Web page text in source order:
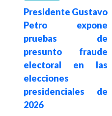
Presidente Gustavo
Petro expone
pruebas de
presunto fraude
electoral en las
elecciones
presidenciales de
2026